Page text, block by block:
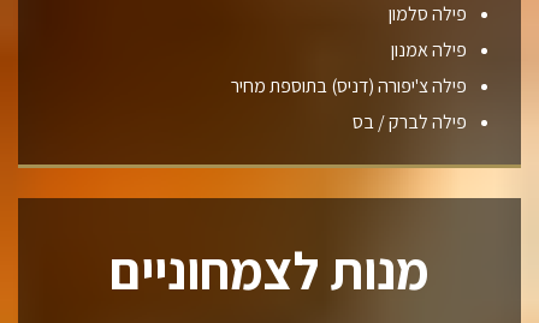
מנות לצמחוניים
פילה סלמון
פילה אמנון
פילה צ'יפורה (דניס) בתוספת מחיר
פילה לברק / בס